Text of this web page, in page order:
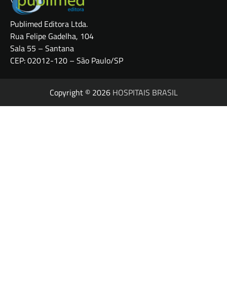
Publimed Editora Ltda.
Rua Felipe Gadelha, 104
Sala 55 – Santana
CEP: 02012-120 – São Paulo/SP
Copyright © 2026 HOSPITAIS BRASIL